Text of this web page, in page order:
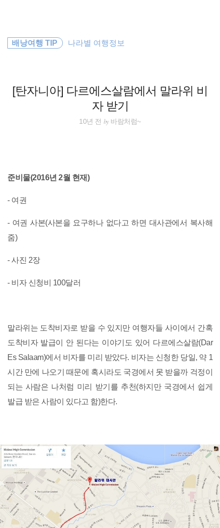
로
[탄자니아] 다르에스살람에서 말라위 비
자 받기
배낭여행 TIP 나라별 여행정보
10년 전 by바람처럼~
준비물(2016년 2월 현재)
- 여권
- 여권 사본(사본을 요구하나 없다고 하면 대사관에서 복사해
줌)
- 사진 2장
- 비자 신청비 100달러
말라위는 도착비자로 받을 수 있지만 여행자들 사이에서 간혹
도착비자 발급이 안 된다는 이야기도 있어 다르에스살람(Dar
Es Salaam)에서 비자를 미리 받았다. 비자는 신청한 당일, 약 1
시간 만에 나오기 때문에 혹시라도 국경에서 못 받을까 걱정이
되는 사람은 나처럼 미리 받기를 추천(하지만 국경에서 쉽게
발급 받은 사람이 있다고 함)한다.
해외여행
필리핀
바람처럼